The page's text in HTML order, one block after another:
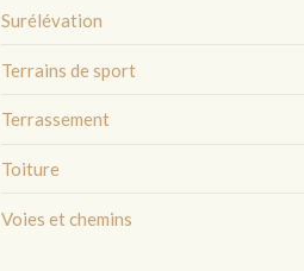
Surélévation
Terrains de sport
Terrassement
Toiture
Voies et chemins